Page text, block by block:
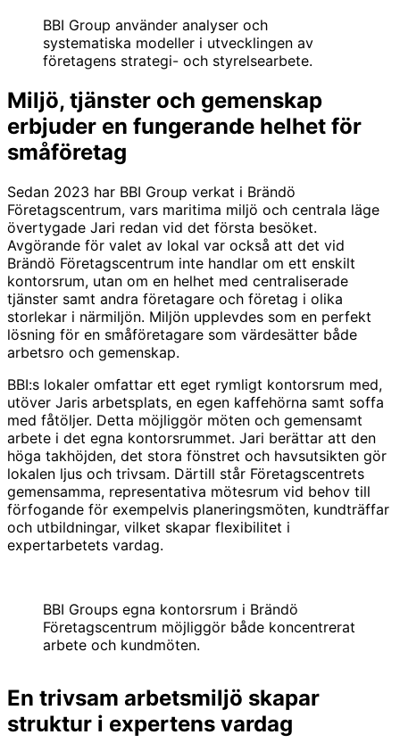
BBI Group använder analyser och
systematiska modeller i utvecklingen av
företagens strategi- och styrelsearbete.
Miljö, tjänster och gemenskap
erbjuder en fungerande helhet för
småföretag
Sedan 2023 har BBI Group verkat i Brändö
Företagscentrum, vars maritima miljö och centrala läge
övertygade Jari redan vid det första besöket.
Avgörande för valet av lokal var också att det vid
Brändö Företagscentrum inte handlar om ett enskilt
kontorsrum, utan om en helhet med centraliserade
tjänster samt andra företagare och företag i olika
storlekar i närmiljön. Miljön upplevdes som en perfekt
lösning för en småföretagare som värdesätter både
arbetsro och gemenskap.
BBI:s lokaler omfattar ett eget rymligt kontorsrum med,
utöver Jaris arbetsplats, en egen kaffehörna samt soffa
med fåtöljer. Detta möjliggör möten och gemensamt
arbete i det egna kontorsrummet. Jari berättar att den
höga takhöjden, det stora fönstret och havsutsikten gör
lokalen ljus och trivsam. Därtill står Företagscentrets
gemensamma, representativa mötesrum vid behov till
förfogande för exempelvis planeringsmöten, kundträffar
och utbildningar, vilket skapar flexibilitet i
expertarbetets vardag.
BBI Groups egna kontorsrum i Brändö
Företagscentrum möjliggör både koncentrerat
arbete och kundmöten.
En trivsam arbetsmiljö skapar
struktur i expertens vardag